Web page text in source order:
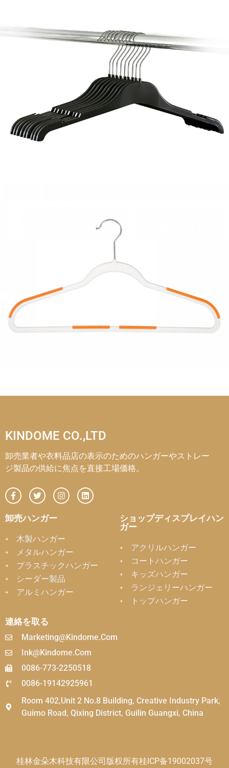
KINDOME CO.,LTD
卸売業者や衣料品店の表示のためのハンガーやストレー
ジ製品の供給に焦点を直接工場価格。
卸売ハンガー
木製ハンガー
メタルハンガー
プラスチックハンガー
シーダー製品
アルミハンガー
ショップディスプレイハン
ガー
アクリルハンガー
コートハンガー
キッズハンガー
ランジェリーハンガー
トップハンガー
連絡を取る
Marketing@kindome.com
Ink@kindome.com
0086-773-2250518
0086-19142925961
Room 402,Unit 2 No.8 Building, Creative Industry Park,
Guimo Road, Qixing District, Guilin Guangxi, China
桂林金朵木科技有限公司版权所有桂ICP备19002037号